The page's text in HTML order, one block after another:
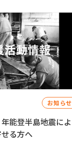
お知らせ
能登半島地震によ
る方へ